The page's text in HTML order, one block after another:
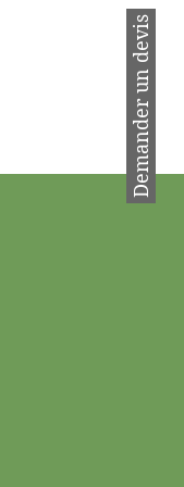
Demander un devis